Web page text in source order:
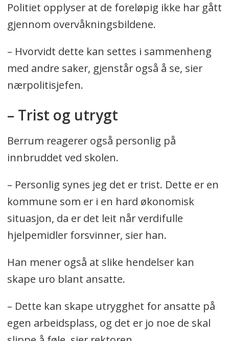
Politiet opplyser at de foreløpig ikke har gått
gjennom overvåkningsbildene.
– Hvorvidt dette kan settes i sammenheng
med andre saker, gjenstår også å se, sier
nærpolitisjefen.
– Trist og utrygt
Berrum reagerer også personlig på
innbruddet ved skolen.
– Personlig synes jeg det er trist. Dette er en
kommune som er i en hard økonomisk
situasjon, da er det leit når verdifulle
hjelpemidler forsvinner, sier han.
Han mener også at slike hendelser kan
skape uro blant ansatte.
– Dette kan skape utrygghet for ansatte på
egen arbeidsplass, og det er jo noe de skal